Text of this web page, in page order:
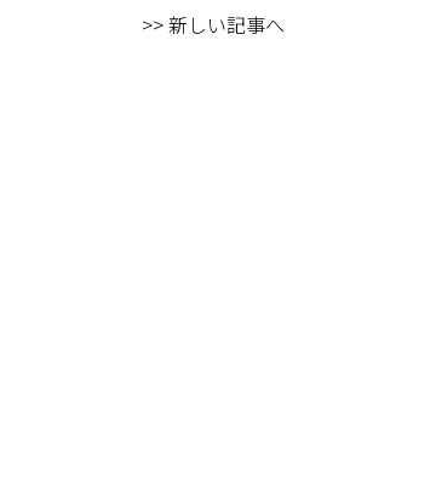
>> 新しい記事へ